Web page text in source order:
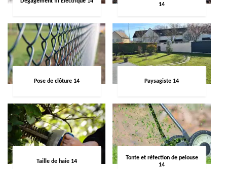
14
Pose de clôture 14 Paysagiste 14
Taille de haie 14
Tonte et réfection de pelouse
14